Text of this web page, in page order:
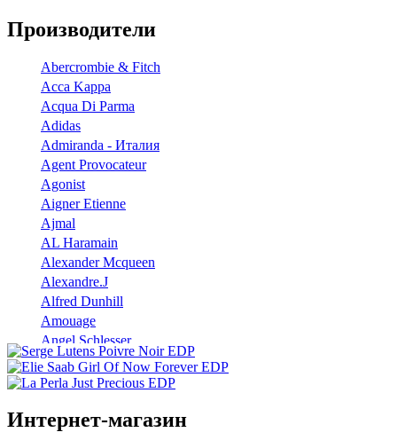
Производители
Abercrombie & Fitch
Acca Kappa
Acqua Di Parma
Adidas
Admiranda - Италия
Agent Provocateur
Agonist
Aigner Etienne
Ajmal
AL Haramain
Alexander Mcqueen
Alexandre.J
Alfred Dunhill
Amouage
Angel Schlesser
Anna Sui
Annayake
Antonio Banderas
Интернет-магазин